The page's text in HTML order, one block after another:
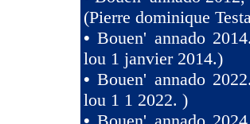
(Pierre dominique
•Bouen' annado
lou 1 janvier 2014.)
•Bouen' annado
lou 1 1 2022. )